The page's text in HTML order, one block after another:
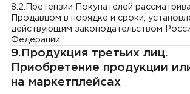
8.2.Претензии Покупателей
Продавцом в порядке и сроки,
действующим законодательством
Федерации.
9.Продукция третьих лиц.
Приобретение продукции
на маркетплейсах